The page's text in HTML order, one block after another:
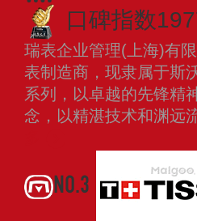
口碑指数
瑞表企业管理(上海)有
表制造商，现隶属于斯
系列，以卓越的先锋精
念，以精湛技术和渊远
NO.3